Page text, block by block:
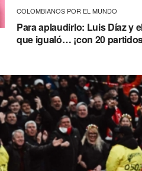
COLOMBIANOS POR EL MUNDO
Para aplaudirlo: Luis Díaz y
que igualó… ¡con 20